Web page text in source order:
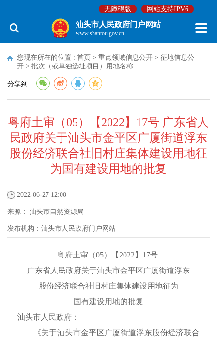
无障碍版 网站支持IPV6
汕头市人民政府门户网站
www.shantou.gov.cn
您现在所在的位置 : 首页 > 重点领域信息公开 > 征地信息公
开 > 批次（或单独选址项目）用地名称
分享到：
粤府土审（05）【2022】17号 广东省人
民政府关于汕头市金平区广厦街道浮东
股份经济联合社旧村庄集体建设用地征
为国有建设用地的批复
2022-06-27 12:00
来源： 汕头市自然资源局
发布机构： 汕头市人民政府门户网站
粤府土审（05）【2022】17号
广东省人民政府关于汕头市金平区广厦街道浮东
股份经济联合社旧村庄集体建设用地征为
国有建设用地的批复
汕头市人民政府：
《关于汕头市金平区广厦街道浮东股份经济联合